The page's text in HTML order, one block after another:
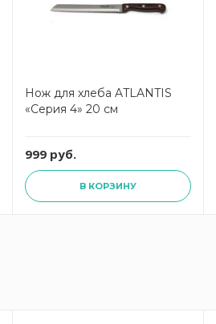
Нож для хлеба ATLANTIS
«Серия 4» 20 см
999 руб.
В КОРЗИНУ